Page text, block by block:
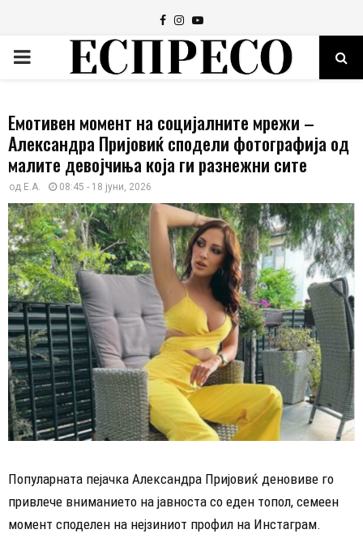
Facebook
Instagram
Youtube
PRIMARY
Емотивен момент на социјалните мрежи –
Александра Пријовиќ сподели фотографија од
малите девојчиња која ги разнежни сите
од E.A. 08:45 - 18 јуни, 2026
Популарната пејачка Александра Пријовиќ деновиве го
привлече вниманието на јавноста со еден топол, семеен
момент споделен на нејзиниот профил на Инстаграм.